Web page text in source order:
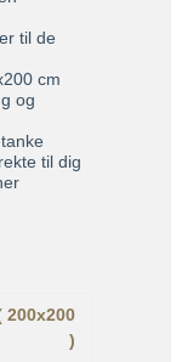
til de
cm
og
til dig
200x200
)